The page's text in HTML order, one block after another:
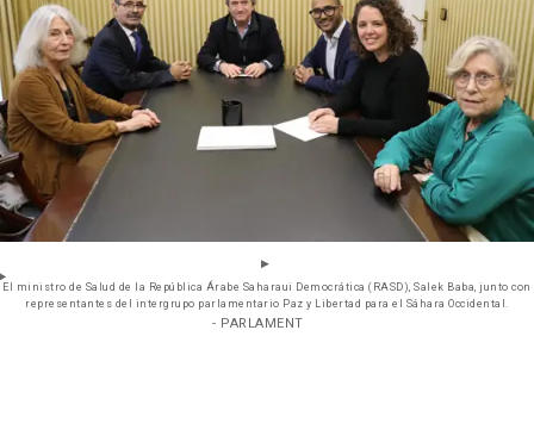
El ministro de Salud de la República Árabe Saharaui Democrática (RASD), Salek Baba, junto con
representantes del intergrupo parlamentario Paz y Libertad para el Sáhara Occidental.
- PARLAMENT